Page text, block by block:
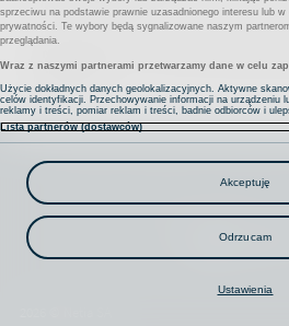
sygnału
Na
skróty
Kontakt Komunikaty Nota prawna
Projekty współfinansowane przez UE
sprzeciwu na podstawie prawnie uzasadnionego interesu lub
prywatności. Te wybory będą sygnalizowane naszym
przeglądania.
Wraz z naszymi partnerami przetwarzamy dane w celu
Użycie dokładnych danych geolokalizacyjnych. Aktywne
celów identyfikacji. Przechowywanie informacji na urządzeniu
reklamy i treści, pomiar reklam i treści, badnie odbiorców i
Lista partnerów (dostawców)
Akceptuję
Odrzucam
Ustawienia